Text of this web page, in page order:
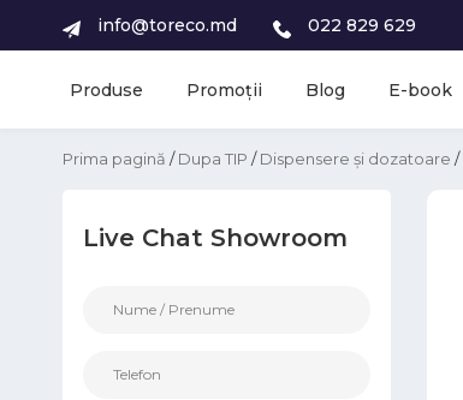
info@toreco.md 022 829 629
Produse Promoții Blog E-book
Prima pagină /Dupa TIP /Dispensere și dozatoare /
Live Chat Showroom